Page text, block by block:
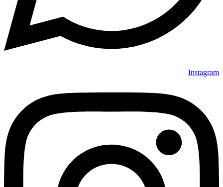
Instagram